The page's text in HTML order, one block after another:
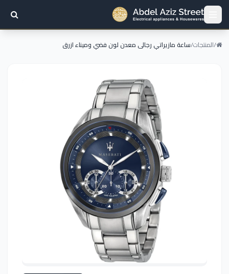
/المنتجات/ساعة مازيراتي رجالى معدن لون فضي وميناء ازرق